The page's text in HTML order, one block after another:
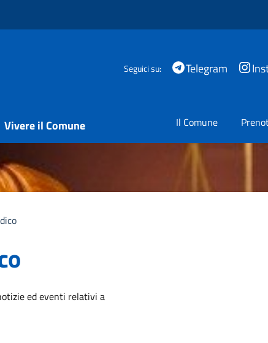
Seguici su: Telegram
Vivere il Comune Il Comune
ed eventi relativi a